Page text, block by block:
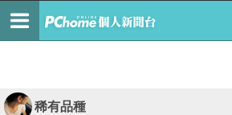
稀有品種